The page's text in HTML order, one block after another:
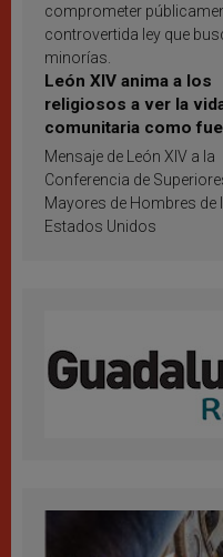
comprometer
controvertida ley que
minorías.
León XIV anima a los
religiosos a ver la
comunitaria como
inspiración y
Mensaje de León XIV a la
Conferencia de
Mayores de Hombres de
Estados Unidos